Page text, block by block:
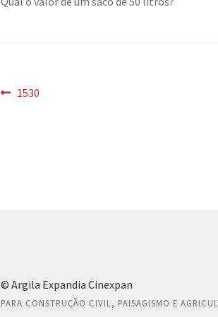
Navegação
Post
1530
© Argila Expandia Cinexpan
PARA CONSTRUÇÃO CIVIL, PAISAGISMO E